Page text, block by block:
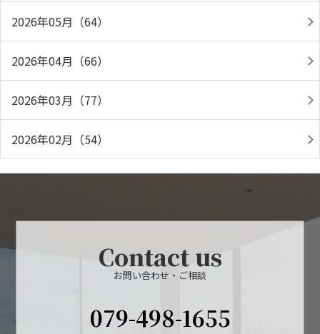
2026年05月（64）
2026年04月（66）
2026年03月（77）
2026年02月（54）
Contact us
お問い合わせ・ご相談
079-498-1655